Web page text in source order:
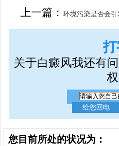
女生应该如何治疗呢
上一篇：环境污染是否会引
关于白癜风我还有
您目前所处的状况为：